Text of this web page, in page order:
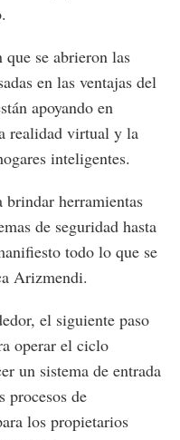
se abrieron las
en las ventajas del
apoyando en
realidad virtual y la
inteligentes.
brindar herramientas
de seguridad hasta
todo lo que se
Arizmendi.
el siguiente paso
operar el ciclo
un sistema de entrada
procesos de
los propietarios